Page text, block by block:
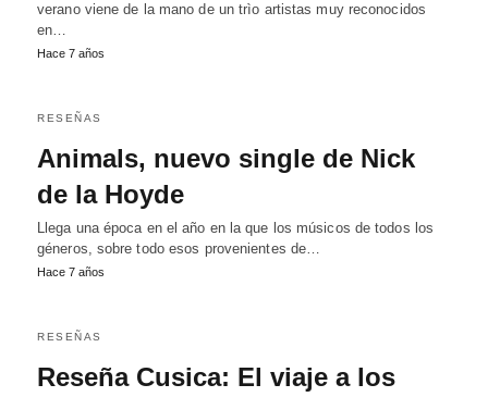
verano viene de la mano de un trìo artistas muy reconocidos
en…
Hace 7 años
RESEÑAS
Animals, nuevo single de Nick
de la Hoyde
Llega una época en el año en la que los músicos de todos los
géneros, sobre todo esos provenientes de…
Hace 7 años
RESEÑAS
Reseña Cusica: El viaje a los